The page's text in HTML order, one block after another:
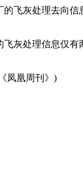
飞灰处理去向
灰处理信息仅有
凤凰周刊》)